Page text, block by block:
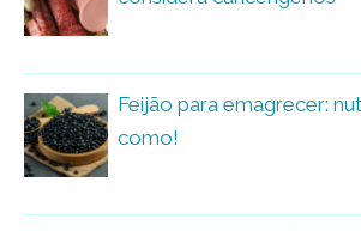
Feijão para emagrecer:
como!